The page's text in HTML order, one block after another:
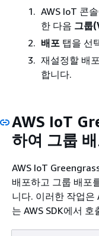
AWS IoT 콘
한 다음 그룹
배포 탭을 선
재설정할 배
합니다.
AWS IoT
하여 그룹
AWS IoT
배포하고 그룹 배포
니다. 이러한 작업은
는 AWS SDK에서